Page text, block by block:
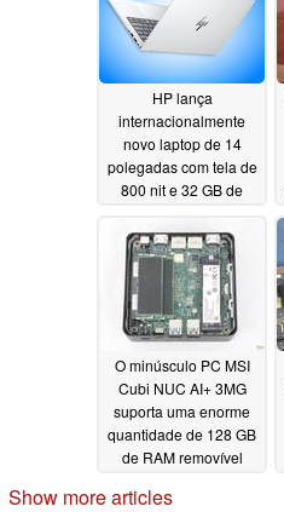
HP lança
internacionalmente
novo laptop de 14
polegadas com tela de
800 nit e 32 GB de
O minúsculo PC MSI
Cubi NUC AI+ 3MG
suporta uma enorme
quantidade de 128 GB
de RAM removível
Show more articles